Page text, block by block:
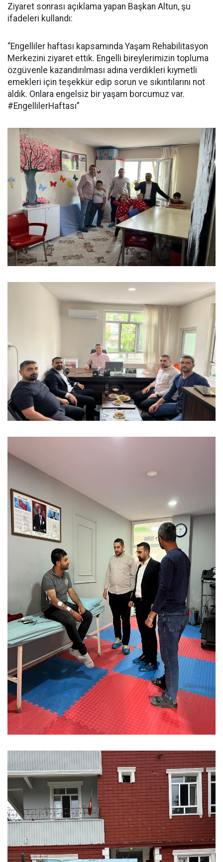
Ziyaret sonrası açıklama yapan Başkan Altun, şu
ifadeleri kullandı:
“Engelliler haftası kapsamında Yaşam Rehabilitasyon
Merkezini ziyaret ettik. Engelli bireylerimizin topluma
özgüvenle kazandırılması adına verdikleri kıymetli
emekleri için teşekkür edip sorun ve sıkıntılarını not
aldık. Onlara engelsiz bir yaşam borcumuz var.
#EngellilerHaftası”